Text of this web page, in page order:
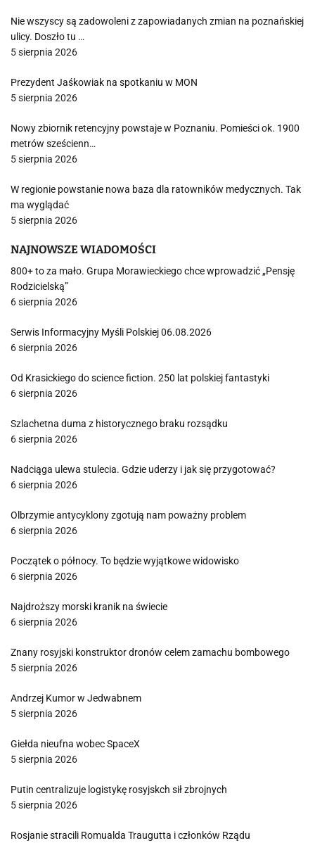
Nie wszyscy są zadowoleni z zapowiadanych zmian na poznańskiej
ulicy. Doszło tu …
5 sierpnia 2026
Prezydent Jaśkowiak na spotkaniu w MON
5 sierpnia 2026
Nowy zbiornik retencyjny powstaje w Poznaniu. Pomieści ok. 1900
metrów sześcienn…
5 sierpnia 2026
W regionie powstanie nowa baza dla ratowników medycznych. Tak
ma wyglądać
5 sierpnia 2026
NAJNOWSZE WIADOMOŚCI
800+ to za mało. Grupa Morawieckiego chce wprowadzić „Pensję
Rodzicielską”
6 sierpnia 2026
Serwis Informacyjny Myśli Polskiej 06.08.2026
6 sierpnia 2026
Od Krasickiego do science fiction. 250 lat polskiej fantastyki
6 sierpnia 2026
Szlachetna duma z historycznego braku rozsądku
6 sierpnia 2026
Nadciąga ulewa stulecia. Gdzie uderzy i jak się przygotować?
6 sierpnia 2026
Olbrzymie antycyklony zgotują nam poważny problem
6 sierpnia 2026
Początek o północy. To będzie wyjątkowe widowisko
6 sierpnia 2026
Najdroższy morski kranik na świecie
6 sierpnia 2026
Znany rosyjski konstruktor dronów celem zamachu bombowego
5 sierpnia 2026
Andrzej Kumor w Jedwabnem
5 sierpnia 2026
Giełda nieufna wobec SpaceX
5 sierpnia 2026
Putin centralizuje logistykę rosyjskch sił zbrojnych
5 sierpnia 2026
Rosjanie stracili Romualda Traugutta i członków Rządu